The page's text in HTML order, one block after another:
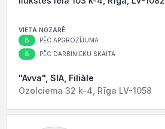
VIETA NOZARĒ
8 PĒC APGROZĪJUMA
8 PĒC DARBINIEKU SKAITA
"Avva", SIA, Filiāle
Ozolciema 32 k-4, Rīga LV-1058